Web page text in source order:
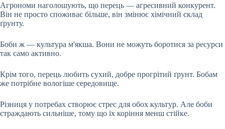
Агрономи наголошують, що перець — агресивний конкурент.
Він не просто споживає більше, він змінює хімічний склад
ґрунту.
Боби ж — культура м'якша. Вони не можуть боротися за ресурси
так само активно.
Крім того, перець любить сухий, добре прогрітий ґрунт. Бобам
же потрібне вологіше середовище.
Різниця у потребах створює стрес для обох культур. Але боби
страждають сильніше, тому що їх коріння менш стійке.